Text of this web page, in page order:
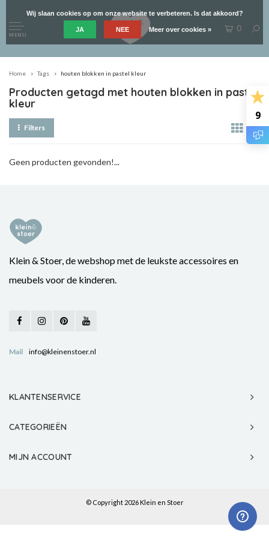
9
MENU
0
Home Tags houten blokken in pastel kleur
Producten getagd met houten blokken in pastel
kleur
Filters
Geen producten gevonden!...
Klein & Stoer, de webshop met de leukste accessoires en
meubels voor de kinderen.
Mail info@kleinenstoer.nl
KLANTENSERVICE
CATEGORIEËN
MIJN ACCOUNT
© Copyright 2026 Klein en Stoer
Wij slaan cookies op om onze website te verbeteren. Is dat akkoord?
JA NEE Meer over cookies »